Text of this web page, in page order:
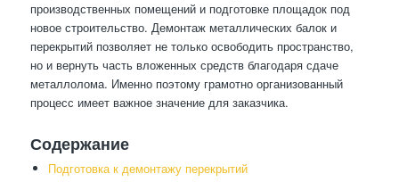
производственных помещений и подготовке площадок под
новое строительство. Демонтаж металлических балок и
перекрытий позволяет не только освободить пространство,
но и вернуть часть вложенных средств благодаря сдаче
металлолома. Именно поэтому грамотно организованный
процесс имеет важное значение для заказчика.
Содержание
Подготовка к демонтажу перекрытий